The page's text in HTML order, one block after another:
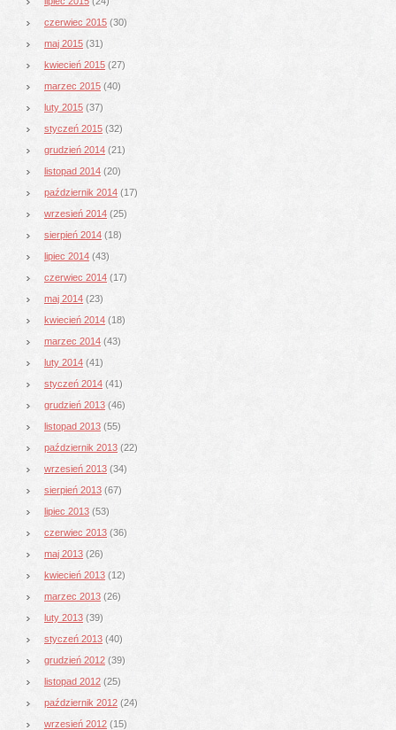
czerwiec 2015 (30)
maj 2015 (31)
kwiecień 2015 (27)
marzec 2015 (40)
luty 2015 (37)
styczeń 2015 (32)
grudzień 2014 (21)
listopad 2014 (20)
październik 2014 (17)
wrzesień 2014 (25)
sierpień 2014 (18)
lipiec 2014 (43)
czerwiec 2014 (17)
maj 2014 (23)
kwiecień 2014 (18)
marzec 2014 (43)
luty 2014 (41)
styczeń 2014 (41)
grudzień 2013 (46)
listopad 2013 (55)
październik 2013 (22)
wrzesień 2013 (34)
sierpień 2013 (67)
lipiec 2013 (53)
czerwiec 2013 (36)
maj 2013 (26)
kwiecień 2013 (12)
marzec 2013 (26)
luty 2013 (39)
styczeń 2013 (40)
grudzień 2012 (39)
listopad 2012 (25)
październik 2012 (24)
wrzesień 2012 (15)